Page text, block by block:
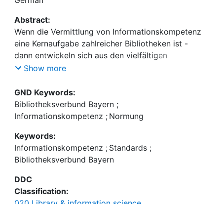
Abstract:
Wenn die Vermittlung von Informationskompetenz
eine Kernaufgabe zahlreicher Bibliotheken ist -
dann entwickeln sich aus den vielfältigen
Aktivitäten in der Praxis auch Standards.
Informationskompetenz als Voraussetzung für
Kooperationen und als Grundlage für die Arbeit an
gemeinsamen Zielen. Standards setzen nach außen
dienen der Qualitätssicherung nach innen. Als
Ergänzung zu den Standards der
Informationskompetenz für Studierende des
Deutschen Bibliotheksverbands wurden im
Bibliotheksverbund Bayern Leitlinien für die
Durchführung von Veranstaltungen zum Erwerb
Show more
GND Keywords:
Bibliotheksverbund Bayern ;
Informationskompetenz ; Normung
Keywords:
Informationskompetenz ; Standards ;
Bibliotheksverbund Bayern
DDC
Classification: